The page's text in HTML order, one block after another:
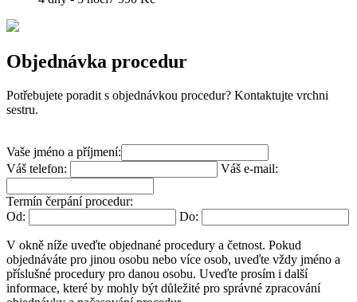
Objednávka procedur
Potřebujete poradit s objednávkou procedur? Kontaktujte vrchni
sestru.
Vaše jméno a příjmení:
Váš telefon:
Váš e-mail:
Termín čerpání procedur:
Od:
Do:
V okně níže uveďte objednané procedury a četnost. Pokud
objednáváte pro jinou osobu nebo více osob, uveďte vždy jméno a
příslušné procedury pro danou osobu. Uveďte prosím i další
informace, které by mohly být důležité pro správné zpracování